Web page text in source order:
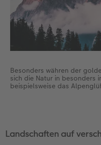
Besonders währen der
sich die Natur in besonders
beispielsweise das
Landschaften auf